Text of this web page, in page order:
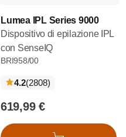
Lumea IPL Series 9000
Dispositivo di epilazione IPL
con SenseIQ
BRI958/00
4.2(2808recensioni
)
619,99 €